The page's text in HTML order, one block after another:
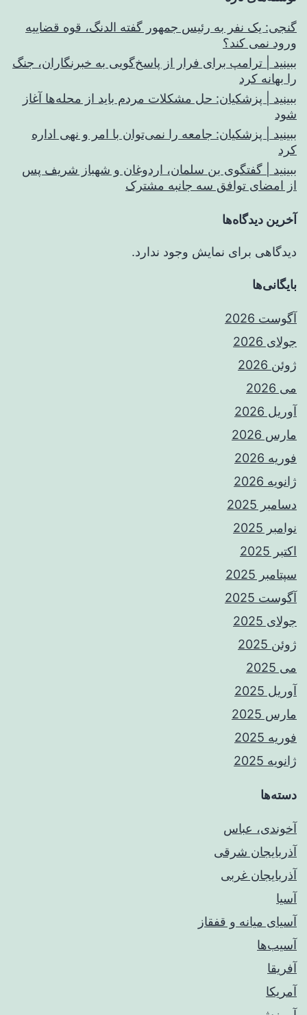
گنجی: یک نفر به رئیس جمهور گفته الدنگ، قوه قضاییه
ورود نمی کند؟
ببینید | ترامپ برای فرار از پاسخ‌گویی به خبرنگاران، جنگ
را بهانه کرد
ببینید | پزشکیان: حل مشکلات مردم باید از محله‌ها آغاز
شود
ببینید | پزشکیان: جامعه را نمی‌توان با امر و نهی اداره
کرد
ببینید | گفتگوی بن سلمان، اردوغان و شهباز شریف پس
از امضای توافق سه جانبه مشترک
آخرین دیدگاه‌ها
دیدگاهی برای نمایش وجود ندارد.
بایگانی‌ها
آگوست 2026
جولای 2026
ژوئن 2026
می 2026
آوریل 2026
مارس 2026
فوریه 2026
ژانویه 2026
دسامبر 2025
نوامبر 2025
اکتبر 2025
سپتامبر 2025
آگوست 2025
جولای 2025
ژوئن 2025
می 2025
آوریل 2025
مارس 2025
فوریه 2025
ژانویه 2025
دسته‌ها
آخوندی، عباس
آذربایجان شرقی
آذربایجان غربی
آسیا
آسیای میانه و قفقاز
آسیب‌ها
آفریقا
آمریکا